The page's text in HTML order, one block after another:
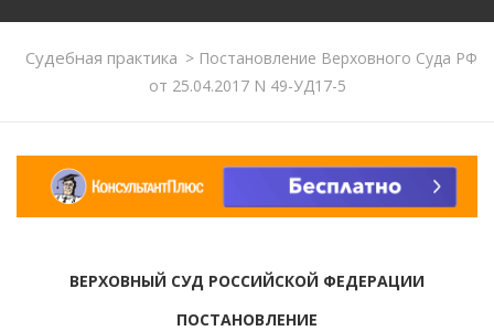
Судебная практика >Постановление Верховного Суда РФ
от 25.04.2017 N 49-УД17-5
ВЕРХОВНЫЙ СУД РОССИЙСКОЙ ФЕДЕРАЦИИ
ПОСТАНОВЛЕНИЕ